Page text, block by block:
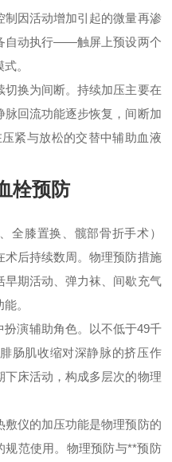
制因活动增加引起的微量再渗
自动执行——触屏上预设两个
。
换为间断。持续加压主要在
回流功能逐步恢复，间断加
紧与放松的交替中辅助血液
预防
膝置换、髋部骨折手术）
术后持续数周。物理预防措施
早期活动、弹力袜、间歇充气
。
演辅助角色。以不低于49千
肠肌收缩对深静脉的挤压作
下床活动，构成多层次的物理
仪的加压功能是物理预防的
范使用。物理预防与**预防